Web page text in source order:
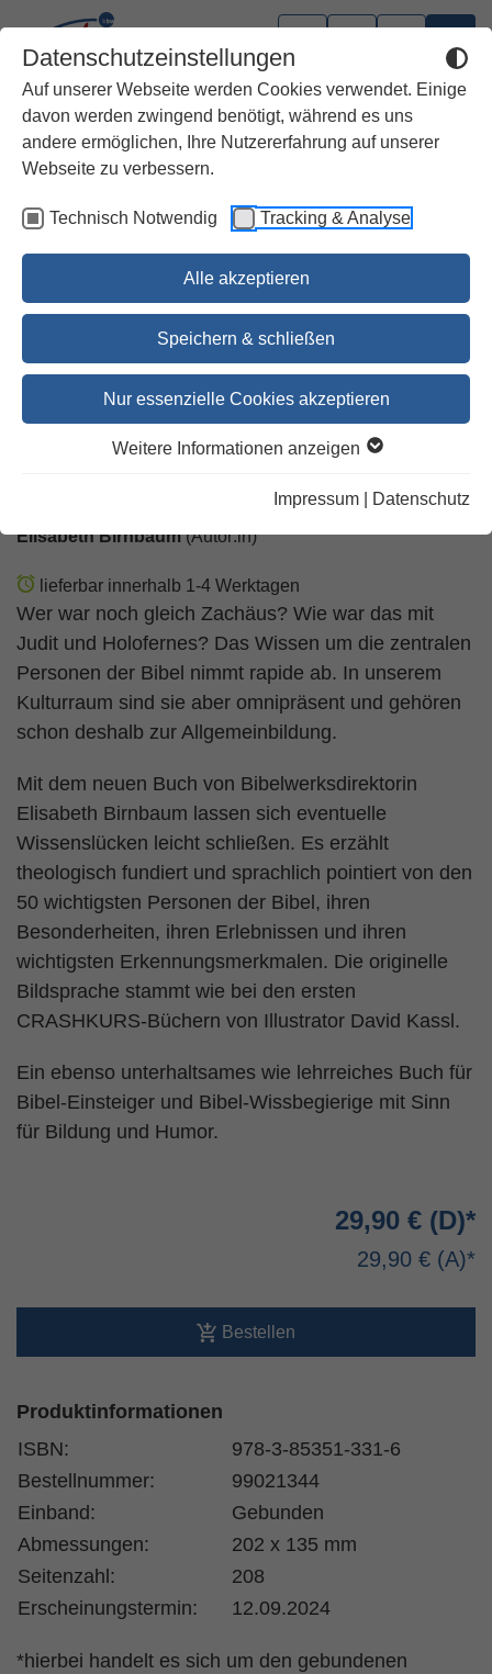
Datenschutzeinstellungen
Auf unserer Webseite werden Cookies verwendet. Einige
davon werden zwingend benötigt, während es uns
andere ermöglichen, Ihre Nutzererfahrung auf unserer
Webseite zu verbessern.
Technisch Notwendig Tracking & Analyse
Alle akzeptieren
Speichern & schließen
Nur essenzielle Cookies akzeptieren
Weitere Informationen anzeigen
Impressum Datenschutz
CRASHKURS Who is who der
Elisabeth Birnbaum(Autor:in)
lieferbar innerhalb 1-4 Werktagen
Wer war noch gleich Zachäus? Wie war das mit
Judit und Holofernes? Das Wissen um die zentralen
Personen der Bibel nimmt rapide ab. In unserem
Kulturraum sind sie aber omnipräsent und gehören
schon deshalb zur Allgemeinbildung.
Mit dem neuen Buch von Bibelwerksdirektorin
Elisabeth Birnbaum lassen sich eventuelle
Wissenslücken leicht schließen. Es erzählt
theologisch fundiert und sprachlich pointiert von den
50 wichtigsten Personen der Bibel, ihren
Besonderheiten, ihren Erlebnissen und ihren
wichtigsten Erkennungsmerkmalen. Die originelle
Bildsprache stammt wie bei den ersten
CRASHKURS-Büchern von Illustrator David Kassl.
Ein ebenso unterhaltsames wie lehrreiches Buch für
Bibel-Einsteiger und Bibel-Wissbegierige mit Sinn
für Bildung und Humor.
29,90 €
29,90 €
Bestellen
Produktinformationen
ISBN:
978-3-85351-331-6
Bestellnummer:
99021344
Einband:
Gebunden
Abmessungen:
202 x 135 mm
Seitenzahl:
208
Erscheinungstermin:
12.09.2024
*hierbei handelt es sich um den gebundenen